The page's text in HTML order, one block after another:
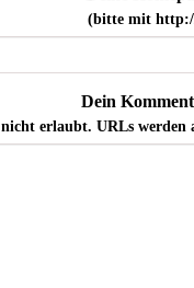
(bitte mit
Dein
nichterlaubt. URLs werden